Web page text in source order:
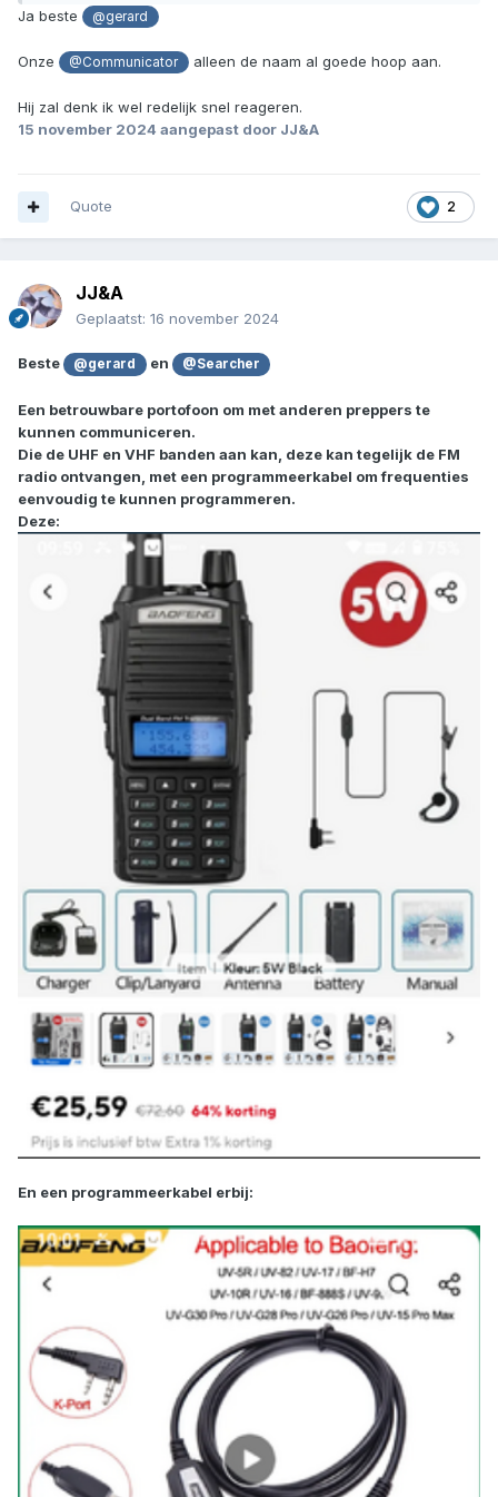
Ja beste @gerard
Onze @Communicator alleen de naam al goede hoop aan.
Hij zal denk ik wel redelijk snel reageren.
15 november 2024 aangepast door JJ&A
2
Quote
JJ&A
Geplaatst: 16 november 2024
Beste @gerard en @Searcher
Een betrouwbare portofoon om met anderen preppers te
kunnen communiceren.
Die de UHF en VHF banden aan kan, deze kan tegelijk de FM
radio ontvangen, met een programmeerkabel om frequenties
eenvoudig te kunnen programmeren.
Deze:
En een programmeerkabel erbij: